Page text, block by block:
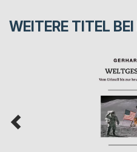
WEITERE TITEL BEI